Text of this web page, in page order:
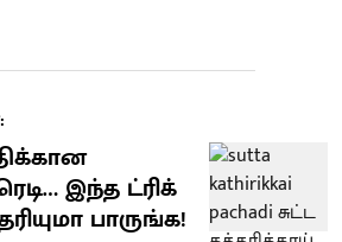
இந்த ட்ரிக்
பாருங்க!